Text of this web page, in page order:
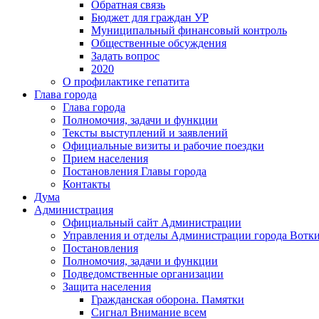
Обратная связь
Бюджет для граждан УР
Муниципальный финансовый контроль
Общественные обсуждения
Задать вопрос
2020
О профилактике гепатита
Глава города
Глава города
Полномочия, задачи и функции
Тексты выступлений и заявлений
Официальные визиты и рабочие поездки
Прием населения
Постановления Главы города
Контакты
Дума
Администрация
Официальный сайт Администрации
Управления и отделы Администрации города
Постановления
Полномочия, задачи и функции
Подведомственные организации
Защита населения
Гражданская оборона. Памятки
Сигнал Внимание всем